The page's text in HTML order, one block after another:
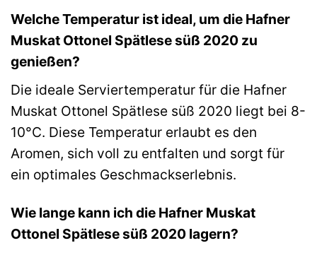
Welche Temperatur ist ideal, um die Hafner
Muskat Ottonel Spätlese süß 2020 zu
genießen?
Die ideale Serviertemperatur für die Hafner
Muskat Ottonel Spätlese süß 2020 liegt bei 8-
10°C. Diese Temperatur erlaubt es den
Aromen, sich voll zu entfalten und sorgt für
ein optimales Geschmackserlebnis.
Wie lange kann ich die Hafner Muskat
Ottonel Spätlese süß 2020 lagern?